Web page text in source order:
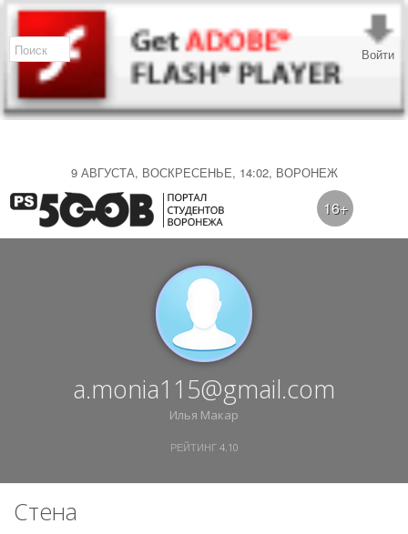
9 АВГУСТА, ВОСКРЕСЕНЬЕ, 14:02, ВОРОНЕЖ
Войти
16+
a.monia115@gmail.com
Илья Макар
РЕЙТИНГ 4.10
Стена